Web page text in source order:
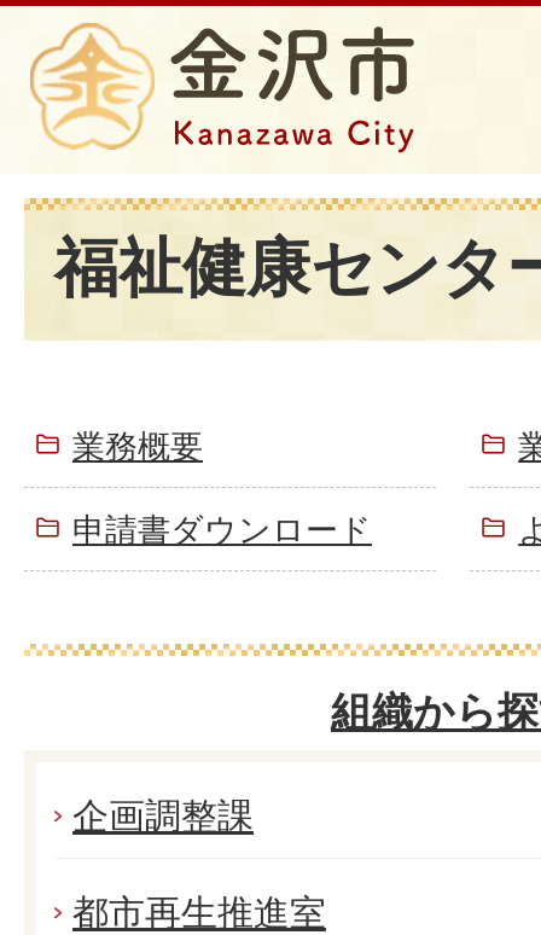
福祉健康センタ
業務概要
申請書ダウンロード
組織から
企画調整課
都市再生推進室